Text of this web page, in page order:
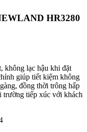
HR3280
không lạc hậu khi đặt
giúp tiết kiệm không
đồng thời trông hấp
trường tiếp xúc với khách